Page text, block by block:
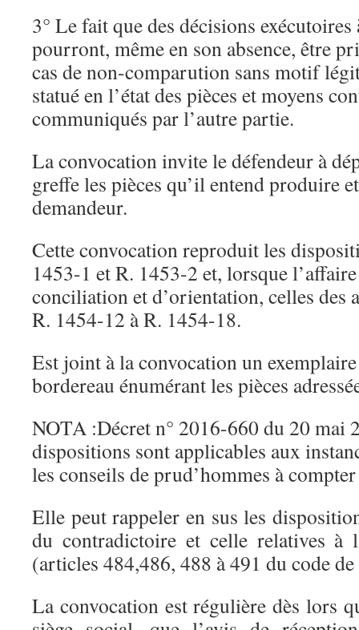
3° Le fait que des décisions
pourront, même en son absence, être
cas de non-comparution sans motif
statué en l’état des pièces et moyens
communiqués par l’autre partie.
La convocation invite le défendeur à
greffe les pièces qu’il entend produire
demandeur.
Cette convocation reproduit les
1453-1 et R. 1453-2 et, lorsque
conciliation et d’orientation, celles des
R. 1454-12 à R. 1454-18.
Est joint à la convocation un
bordereau énumérant les pièces
NOTA :Décret n° 2016-660 du 20 mai
dispositions sont applicables aux
les conseils de prud’hommes à
Elle peut rappeler en sus les
du contradictoire et celle relatives à
(articles 484,486, 488 à 491 du code
La convocation est régulière dès lors